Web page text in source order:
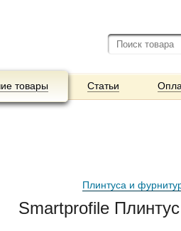
товары Статьи
Плинтуса и
Smartprofile